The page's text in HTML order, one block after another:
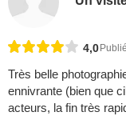
4,0
Très belle
ennivrante (bien que
acteurs, la fin très